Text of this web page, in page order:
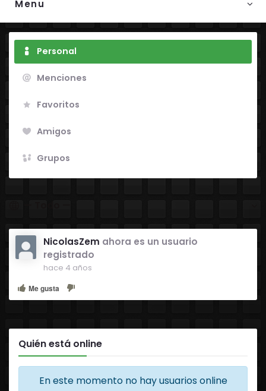
Menu
Personal
Menciones
Favoritos
Amigos
Grupos
NicolasZem ahora es un usuario
registrado
hace 4 años
Me gusta
Quién está online
En este momento no hay usuarios online